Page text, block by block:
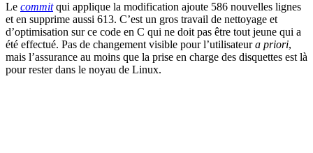
Le commitqui applique la modification ajoute 586 nouvelles lignes
et en supprime aussi 613. C’est un gros travail de nettoyage et
d’optimisation sur ce code en C qui ne doit pas être tout jeune qui a
été effectué. Pas de changement visible pour l’utilisateura priori,
mais l’assurance au moins que la prise en charge des disquettes est là
pour rester dans le noyau de Linux.